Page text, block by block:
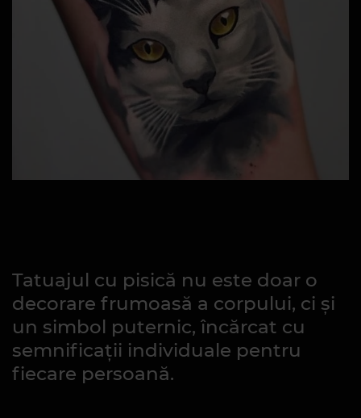
Tatuajul cu pisică nu este doar o
decorare frumoasă a corpului, ci și
un simbol puternic, încărcat cu
semnificații individuale pentru
fiecare persoană.